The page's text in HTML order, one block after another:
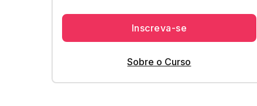
Inscreva-se
Sobre o Curso